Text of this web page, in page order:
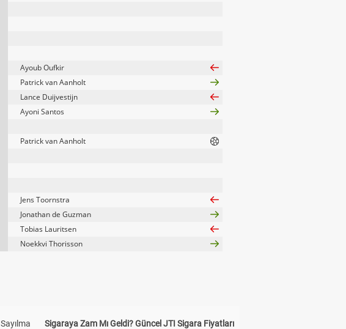
Ayoub Oufkir
Patrick van Aanholt
Lance Duijvestijn
Ayoni Santos
Patrick van Aanholt
Jens Toornstra
Jonathan de Guzman
Tobias Lauritsen
Noekkvi Thorisson
Sigaraya Zam Mı Geldi? Güncel JTI Sigara Fiyatları